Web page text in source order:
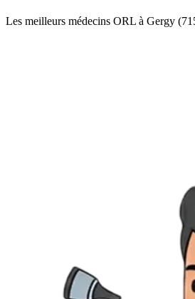
Les meilleurs médecins ORL à Gergy